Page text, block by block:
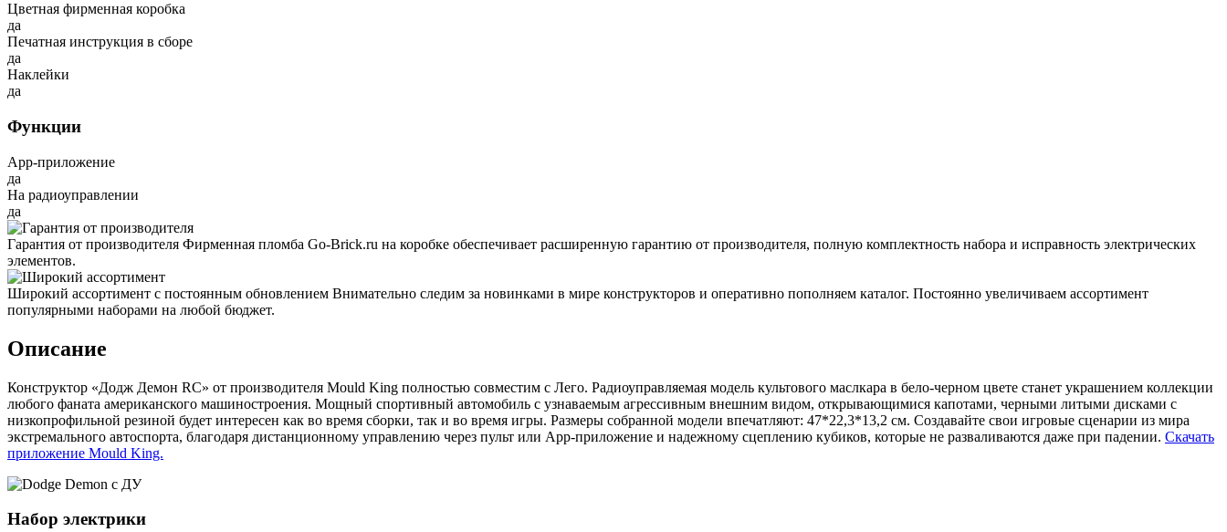
Цветная фирменная коробка
да
Печатная инструкция в сборе
да
Наклейки
да
Функции
App-приложение
да
На радиоуправлении
да
Гарантия от производителя Фирменная пломба Go-Brick.ru на коробке обеспечивает расширенную гарантию от производителя, полную комплектность набора и исправность электрических
элементов.
Широкий ассортимент с постоянным обновлением Внимательно следим за новинками в мире конструкторов и оперативно пополняем каталог. Постоянно увеличиваем ассортимент
популярными наборами на любой бюджет.
Описание
Конструктор «Додж Демон RC» от производителя Mould King полностью совместим с Лего. Радиоуправляемая модель культового маслкара в бело-черном цвете станет украшением коллекции
любого фаната американского машиностроения. Мощный спортивный автомобиль с узнаваемым агрессивным внешним видом, открывающимися капотами, черными литыми дисками с
низкопрофильной резиной будет интересен как во время сборки, так и во время игры. Размеры собранной модели впечатляют: 47*22,3*13,2 см. Создавайте свои игровые сценарии из мира
экстремального автоспорта, благодаря дистанционному управлению через пульт или App-приложение и надежному сцеплению кубиков, которые не разваливаются даже при падении. Скачать
приложение Mould King.
Набор электрики